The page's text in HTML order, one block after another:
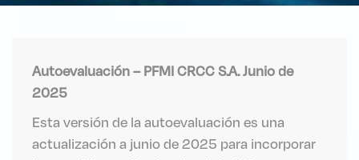
Autoevaluación – PFMI CRCC S.A. Junio de
2025
Esta versión de la autoevaluación es una
actualización a junio de 2025 para incorporar